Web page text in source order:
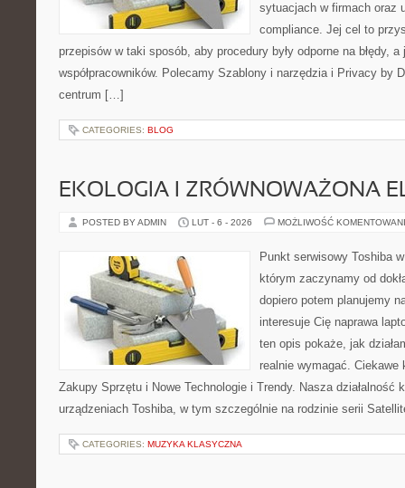
sytuacjach w firmach oraz
compliance. Jej cel to
przepisów w taki sposób, aby procedury były odporne na błędy,
współpracowników. Polecamy Szablony i narzędzia i Privacy by
centrum […]
CATEGORIES: BLOG
EKOLOGIA I ZRÓWNOWAŻONA
POSTED BY ADMIN LUT - 6 - 2026 MOŻLIWOŚĆ
Punkt serwisowy Toshiba
którym zaczynamy od
dopiero potem planujemy
interesuje Cię naprawa
ten opis pokaże, jak
realnie wymagać. Ciekawe
Zakupy Sprzętu i Nowe Technologie i Trendy. Nasza działalność
urządzeniach Toshiba, w tym szczególnie na rodzinie serii
CATEGORIES: MUZYKA KLASYCZNA